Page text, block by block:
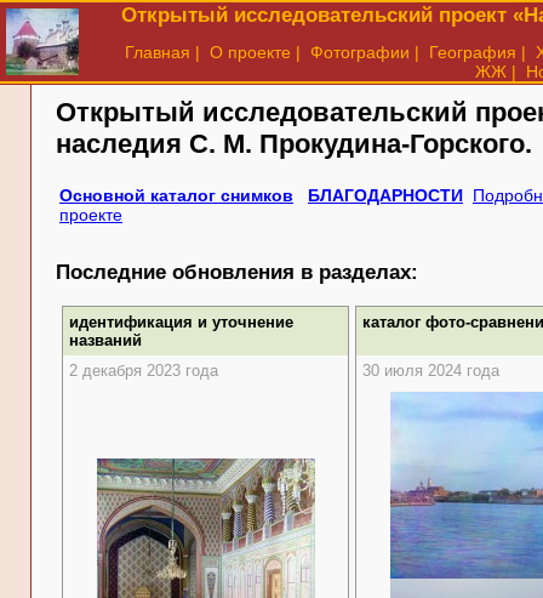
Открытый исследовательский проект
Главная | О проекте | Фотографии | География |
ЖЖ |
Открытый исследовательский
наследия С. М. Прокудина-Горского.
Основной каталог снимков БЛАГОДАРНОСТИ
проекте
Последние обновления в разделах:
идентификация и уточнение
названий
каталог фото-
2 декабря 2023 года 30 июля 2024 года